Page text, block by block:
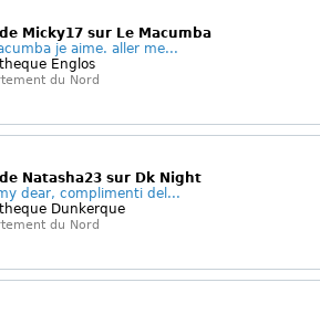
Micky17 sur Le Macumba
je aime. aller me...
Englos
du Nord
Natasha23 sur Dk Night
dear, complimenti del...
Dunkerque
du Nord